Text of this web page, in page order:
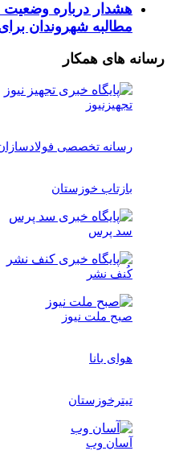
هشدار درباره وضعیت
مطالبه شهروندان
رسانه های همکار
تجهیزنیوز
رسانه تخصصی
بازتاب خوزستان
سد پرس
کُنف نشر
صبح ملت نیوز
هوای بانا
تیترخوزستان
آسان وب